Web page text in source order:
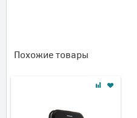
Похожие товары